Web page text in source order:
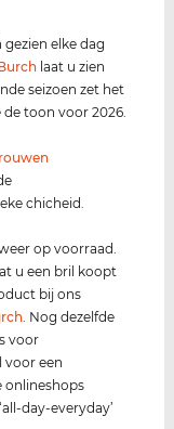
elke dag
laat u zien
seizoen zet het
toon voor 2026.
chicheid.
op voorraad.
u een bril koopt
bij ons
. Nog dezelfde
voor
voor een
onlineshops
day-everyday’